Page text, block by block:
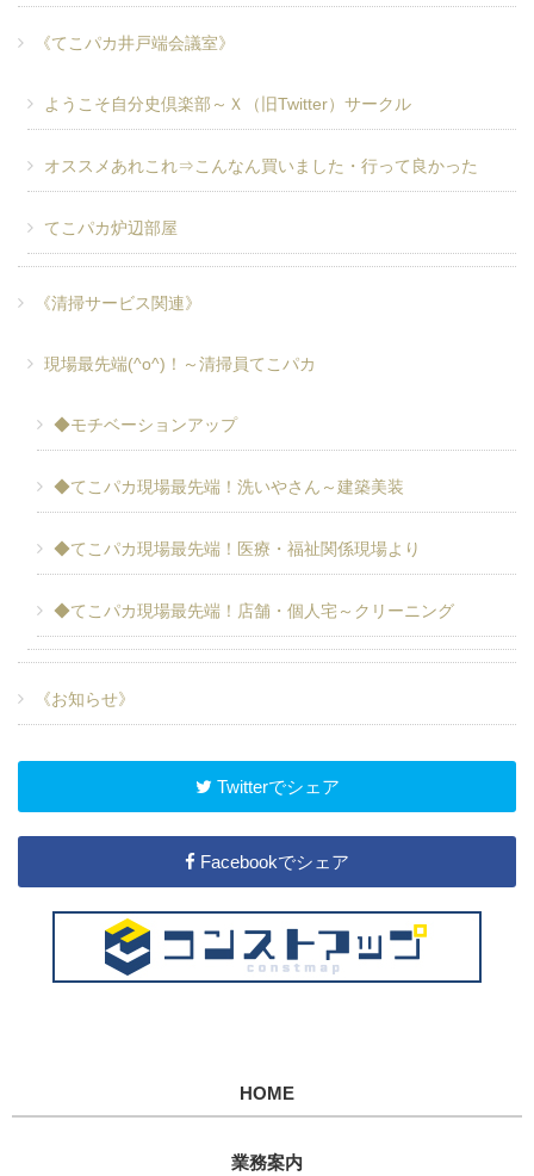
《てこパカ井戸端会議室》
ようこそ自分史倶楽部～Ｘ（旧Twitter）サークル
オススメあれこれ⇒こんなん買いました・行って良かった
てこパカ炉辺部屋
《清掃サービス関連》
現場最先端(^o^)！～清掃員てこパカ
◆モチベーションアップ
◆てこパカ現場最先端！洗いやさん～建築美装
◆てこパカ現場最先端！医療・福祉関係現場より
◆てこパカ現場最先端！店舗・個人宅～クリーニング
《お知らせ》
Twitterでシェア
Facebookでシェア
HOME
業務案内